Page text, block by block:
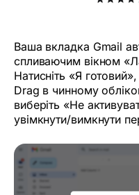
Ваша вкладка Gmail
спливаючим вікном
Натисніть «Я
Drag в чинному
виберіть «Не
увімкнути/вимкнути